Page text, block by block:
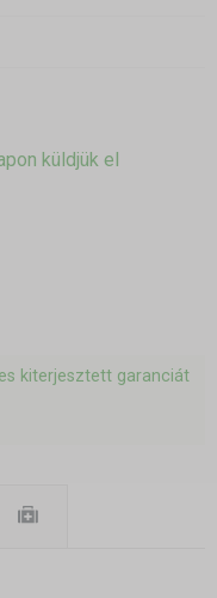
küldjük el
kiterjesztett garanciát